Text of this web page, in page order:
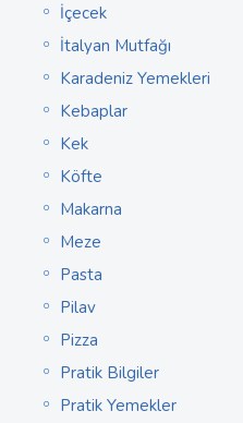
İçecek
İtalyan Mutfağı
Karadeniz Yemekleri
Kebaplar
Kek
Köfte
Makarna
Meze
Pasta
Pilav
Pizza
Pratik Bilgiler
Pratik Yemekler